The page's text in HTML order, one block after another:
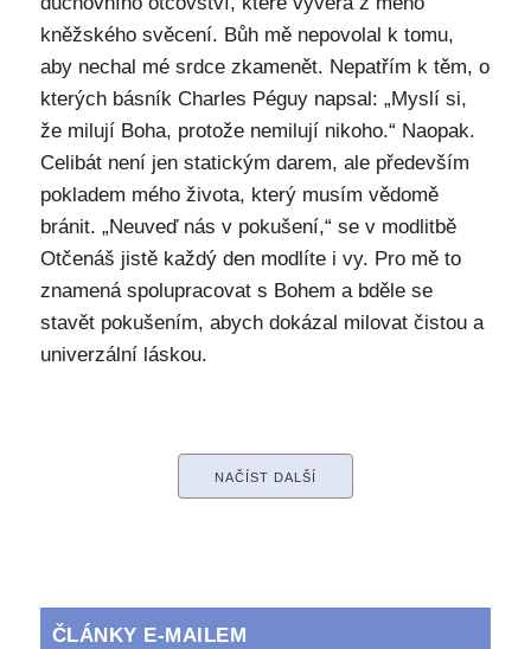
kněžského svěcení. Bůh mě nepovolal k tomu,
aby nechal mé srdce zkamenět. Nepatřím k těm, o
kterých básník Charles Péguy napsal: „Myslí si,
že milují Boha, protože nemilují nikoho.“ Naopak.
Celibát není jen statickým darem, ale především
pokladem mého života, který musím vědomě
bránit. „Neuveď nás v pokušení,“ se v modlitbě
Otčenáš jistě každý den modlíte i vy. Pro mě to
znamená spolupracovat s Bohem a bděle se
stavět pokušením, abych dokázal milovat čistou a
univerzální láskou.
NAČÍST DALŠÍ
ČLÁNKY E-MAILEM